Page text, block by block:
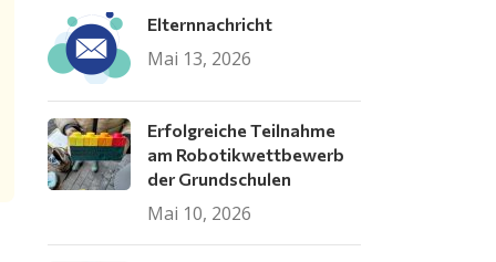
Elternnachricht
Mai 13, 2026
Erfolgreiche Teilnahme
am Robotikwettbewerb
der Grundschulen
Mai 10, 2026